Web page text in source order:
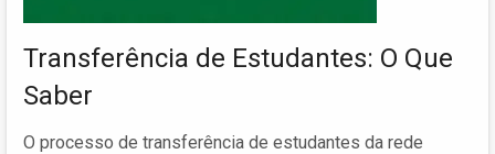
Transferência de Estudantes: O Que
Saber
O processo de transferência de estudantes da rede